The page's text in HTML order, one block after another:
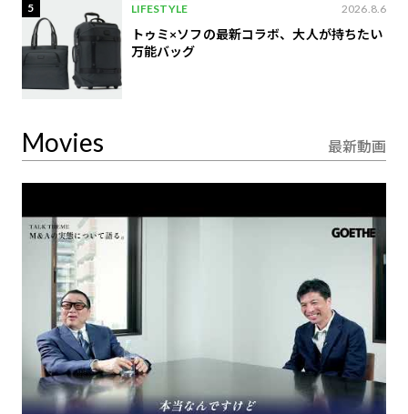
5 LIFESTYLE 2026.8.6
トゥミ×ソフの最新コラボ、大人が持ちたい
万能バッグ
Movies 最新動画